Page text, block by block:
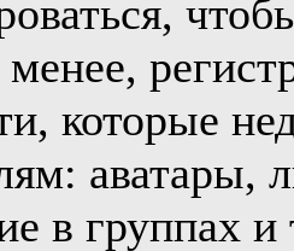
которые
аватары,
в группах и